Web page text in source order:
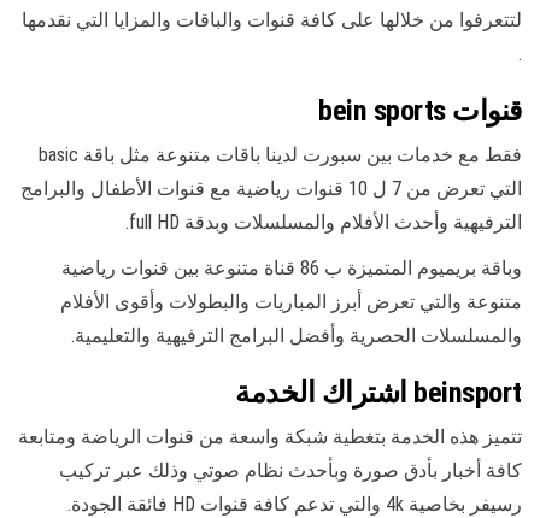
لتتعرفوا من خلالها على كافة قنوات والباقات والمزايا التي نقدمها
.
قنوات bein sports
فقط مع خدمات بين سبورت لدينا باقات متنوعة مثل باقة basic
التي تعرض من 7 ل 10 قنوات رياضية مع قنوات الأطفال والبرامج
الترفيهية وأحدث الأفلام والمسلسلات وبدقة full HD.
وباقة بريميوم المتميزة ب 86 قناة متنوعة بين قنوات رياضية
متنوعة والتي تعرض أبرز المباريات والبطولات وأقوى الأفلام
والمسلسلات الحصرية وأفضل البرامج الترفيهية والتعليمية.
beinsport اشتراك الخدمة
تتميز هذه الخدمة بتغطية شبكة واسعة من قنوات الرياضة ومتابعة
كافة أخبار بأدق صورة وبأحدث نظام صوتي وذلك عبر تركيب
رسيفر بخاصية 4k والتي تدعم كافة قنوات HD فائقة الجودة.